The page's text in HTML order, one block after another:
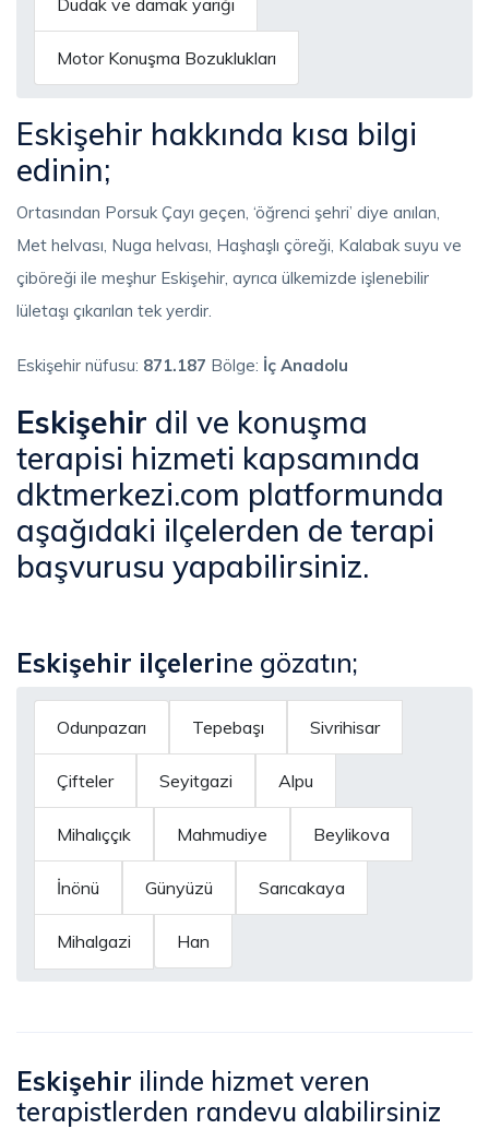
Motor Konuşma Bozuklukları
Eskişehir hakkında kısa bilgi
edinin;
Ortasından Porsuk Çayı geçen, ‘öğrenci şehri’ diye anılan,
Met helvası, Nuga helvası, Haşhaşlı çöreği, Kalabak suyu ve
çiböreği ile meşhur Eskişehir, ayrıca ülkemizde işlenebilir
lületaşı çıkarılan tek yerdir.
Eskişehir nüfusu: 871.187 Bölge: İç Anadolu
Eskişehir dil ve konuşma
terapisi hizmeti kapsamında
dktmerkezi.com platformunda
aşağıdaki ilçelerden de terapi
başvurusu yapabilirsiniz.
Eskişehir ilçelerine gözatın;
Odunpazarı Tepebaşı Sivrihisar
Çifteler Seyitgazi Alpu
Mihalıççık Mahmudiye Beylikova
İnönü Günyüzü Sarıcakaya
Mihalgazi Han
Eskişehir ilinde hizmet veren
terapistlerden randevu alabilirsiniz